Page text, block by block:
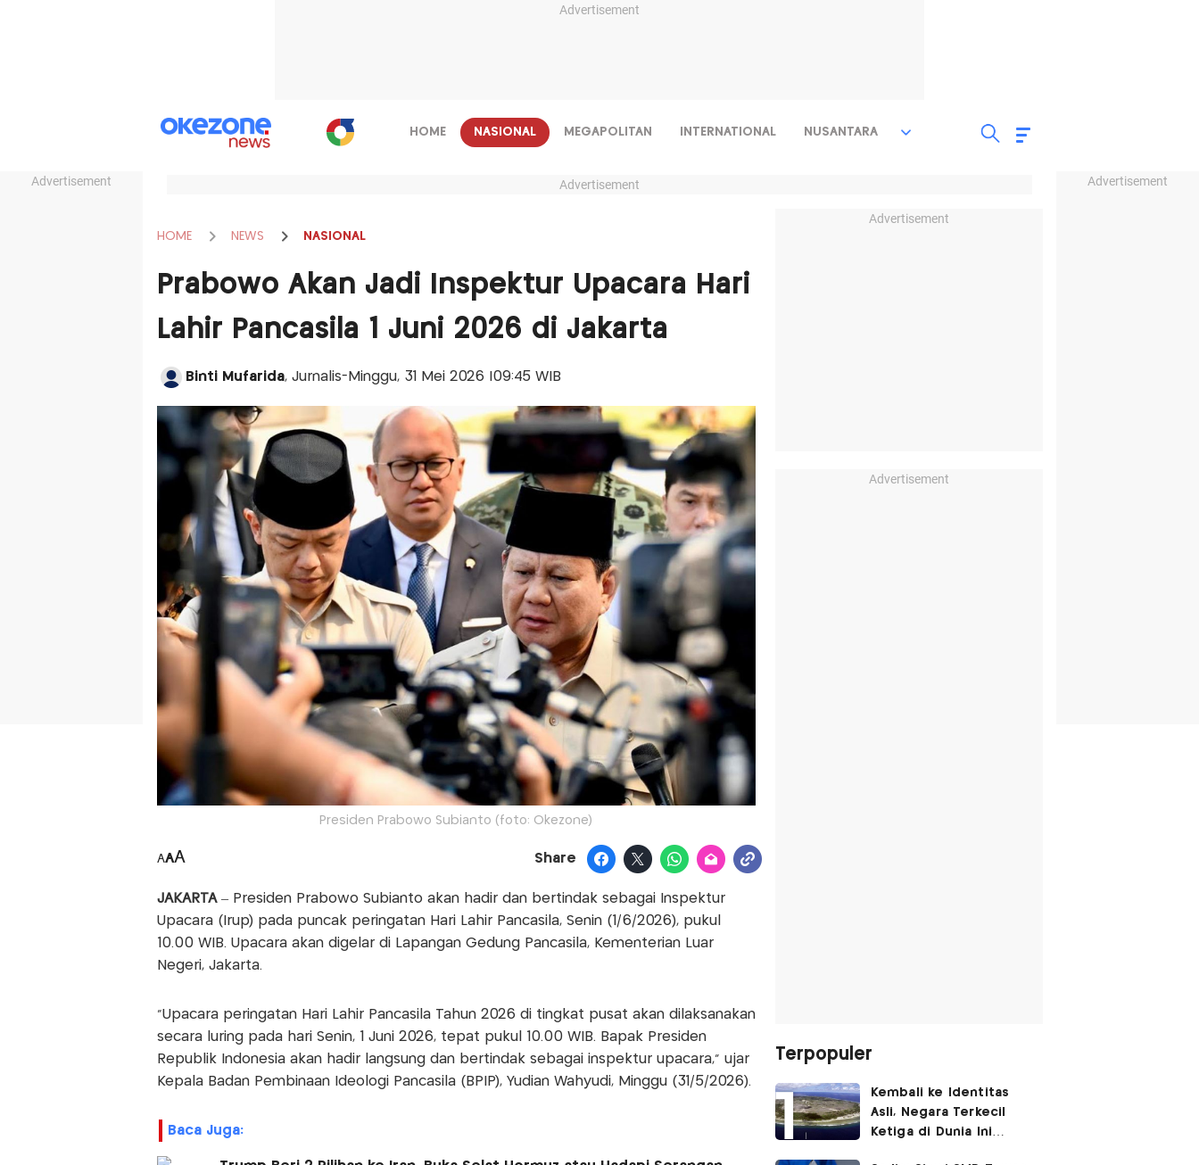
Advertisement
Advertisement Advertisement
HOME NASIONAL MEGAPOLITAN INTERNATIONAL NUSANTARA
Advertisement
HOME NEWS NASIONAL
Prabowo Akan Jadi Inspektur Upacara Hari
Lahir Pancasila 1 Juni 2026 di Jakarta
Binti Mufarida, Jurnalis-Minggu, 31 Mei 2026 |09:45 WIB
Presiden Prabowo Subianto (foto: Okezone)
AAA Share
JAKARTA – Presiden Prabowo Subianto akan hadir dan bertindak sebagai Inspektur
Upacara (Irup) pada puncak peringatan Hari Lahir Pancasila, Senin (1/6/2026), pukul
10.00 WIB. Upacara akan digelar di Lapangan Gedung Pancasila, Kementerian Luar
Negeri, Jakarta.
"Upacara peringatan Hari Lahir Pancasila Tahun 2026 di tingkat pusat akan dilaksanakan
secara luring pada hari Senin, 1 Juni 2026, tepat pukul 10.00 WIB. Bapak Presiden
Republik Indonesia akan hadir langsung dan bertindak sebagai inspektur upacara," ujar
Kepala Badan Pembinaan Ideologi Pancasila (BPIP), Yudian Wahyudi, Minggu (31/5/2026).
Baca Juga:
Advertisement
Advertisement
Terpopuler
Kembali ke Identitas
Asli, Negara Terkecil
Ketiga di Dunia Ini